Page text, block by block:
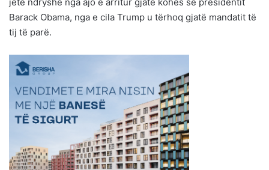
Barack Obama, nga e cila Trump u tërhoq gjatë mandatit të
tij të parë.